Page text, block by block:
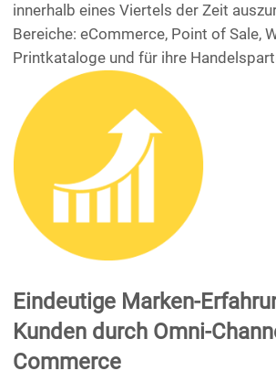
innerhalb eines Viertels der Zeit
Bereiche: eCommerce, Point of Sale,
Printkataloge und für ihre
Eindeutige Marken-
Kunden durch Omni-
Commerce